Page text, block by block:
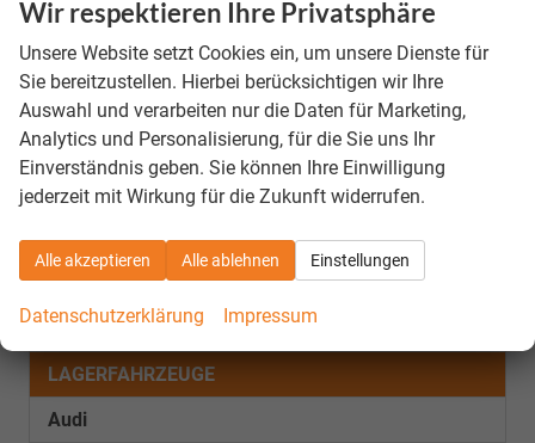
Schlussrate €
Anzahl der Monatsraten
439,– €
effektiven Jahreszins von 6,99% oder günstiger (gebundener Sollzinssatz 6,99% p.a.
unverbindliche Berechnung
Fahrzeugnr.
LAGERFAHRZEUGE
Audi
Wir respektieren Ihre Privatsphäre
Unsere Website setzt Cookies ein, um unsere Dienste für
Sie bereitzustellen. Hierbei berücksichtigen wir Ihre
Auswahl und verarbeiten nur die Daten für Marketing,
Analytics und Personalisierung, für die Sie uns Ihr
Einverständnis geben. Sie können Ihre Einwilligung
jederzeit mit Wirkung für die Zukunft widerrufen.
Alle akzeptieren Alle ablehnen Einstellungen
Datenschutzerklärung Impressum